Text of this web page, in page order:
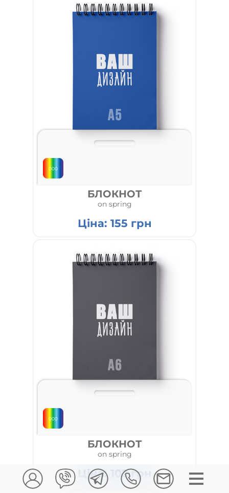
000
БЛОКНОТ
on spring
Ціна: 155 грн
000
БЛОКНОТ
on spring
Ціна: 102 грн